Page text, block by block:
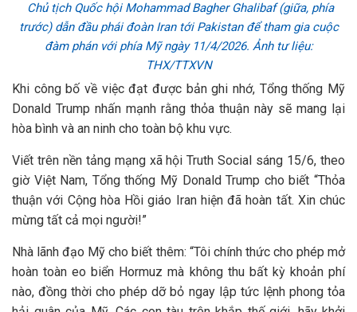
Chủ tịch Quốc hội Mohammad Bagher Ghalibaf (giữa, phía
trước) dẫn đầu phái đoàn Iran tới Pakistan để tham gia cuộc
đàm phán với phía Mỹ ngày 11/4/2026. Ảnh tư liệu:
THX/TTXVN
Khi công bố về việc đạt được bản ghi nhớ, Tổng thống Mỹ
Donald Trump nhấn mạnh rằng thỏa thuận này sẽ mang lại
hòa bình và an ninh cho toàn bộ khu vực.
Viết trên nền tảng mạng xã hội Truth Social sáng 15/6, theo
giờ Việt Nam, Tổng thống Mỹ Donald Trump cho biết “Thỏa
thuận với Cộng hòa Hồi giáo Iran hiện đã hoàn tất. Xin chúc
mừng tất cả mọi người!”
Nhà lãnh đạo Mỹ cho biết thêm: “Tôi chính thức cho phép mở
hoàn toàn eo biển Hormuz mà không thu bất kỳ khoản phí
nào, đồng thời cho phép dỡ bỏ ngay lập tức lệnh phong tỏa